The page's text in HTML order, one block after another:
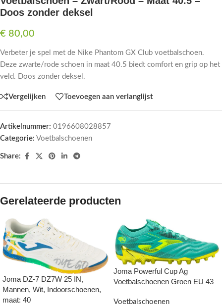
Doos zonder deksel
€ 80,00
Verbeter je spel met de Nike Phantom GX Club voetbalschoen.
Deze zwarte/rode schoen in maat 40.5 biedt comfort en grip op het
veld. Doos zonder deksel.
Vergelijken Toevoegen aan verlanglijst
Artikelnummer: 0196608028857
Categorie: Voetbalschoenen
Share:
Gerelateerde producten
Joma DZ-7 DZ7W 25 IN,
Mannen, Wit, Indoorschoenen,
maat: 40
Joma Powerful Cup Ag
Voetbalschoenen Groen EU 43
Voetbalschoenen